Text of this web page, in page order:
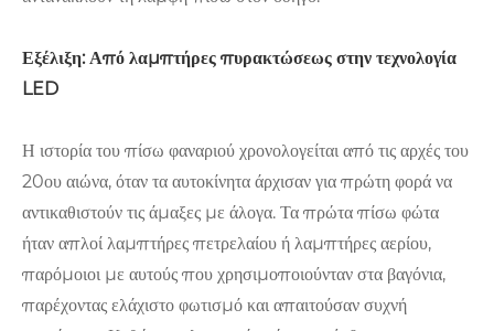
Εξέλιξη: Από λαμπτήρες πυρακτώσεως στην τεχνολογία
LED
Η ιστορία του πίσω φαναριού χρονολογείται από τις αρχές του
20ου αιώνα, όταν τα αυτοκίνητα άρχισαν για πρώτη φορά να
αντικαθιστούν τις άμαξες με άλογα. Τα πρώτα πίσω φώτα
ήταν απλοί λαμπτήρες πετρελαίου ή λαμπτήρες αερίου,
παρόμοιοι με αυτούς που χρησιμοποιούνταν στα βαγόνια,
παρέχοντας ελάχιστο φωτισμό και απαιτούσαν συχνή